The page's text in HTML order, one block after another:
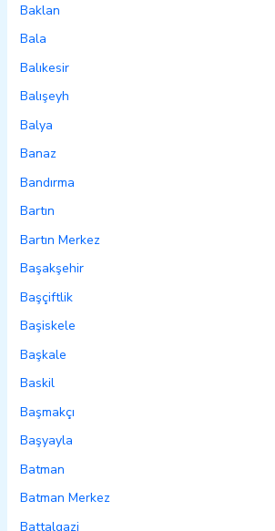
Baklan
Bala
Balıkesir
Balışeyh
Balya
Banaz
Bandırma
Bartın
Bartın Merkez
Başakşehir
Başçiftlik
Başiskele
Başkale
Baskil
Başmakçı
Başyayla
Batman
Batman Merkez
Battalgazi